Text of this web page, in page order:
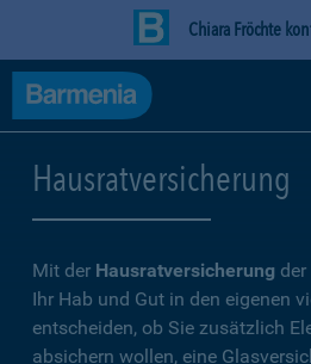
Chiara Fröchte
Hausratversicherung
Mit der Hausratversicherung
Ihr Hab und Gut in den eigenen
entscheiden, ob Sie zusätzlich
absichern wollen, eine